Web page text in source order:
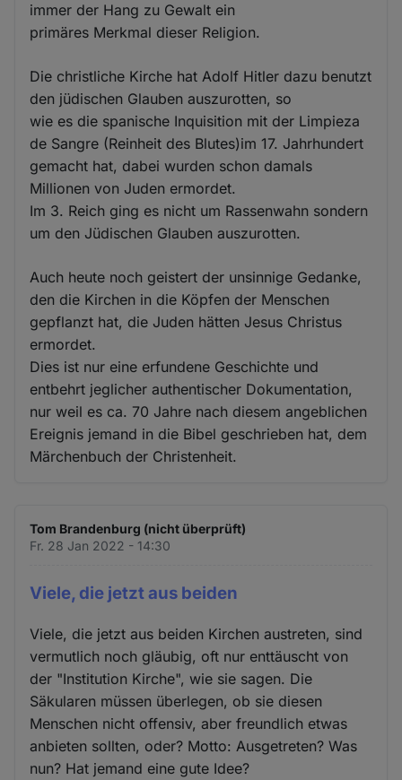
immer der Hang zu Gewalt ein
primäres Merkmal dieser Religion.
Die christliche Kirche hat Adolf Hitler dazu benutzt
den jüdischen Glauben auszurotten, so
wie es die spanische Inquisition mit der Limpieza
de Sangre (Reinheit des Blutes)im 17. Jahrhundert
gemacht hat, dabei wurden schon damals
Millionen von Juden ermordet.
Im 3. Reich ging es nicht um Rassenwahn sondern
um den Jüdischen Glauben auszurotten.
Auch heute noch geistert der unsinnige Gedanke,
den die Kirchen in die Köpfen der Menschen
gepflanzt hat, die Juden hätten Jesus Christus
ermordet.
Dies ist nur eine erfundene Geschichte und
entbehrt jeglicher authentischer Dokumentation,
nur weil es ca. 70 Jahre nach diesem angeblichen
Ereignis jemand in die Bibel geschrieben hat, dem
Märchenbuch der Christenheit.
Tom Brandenburg (nicht überprüft)
Fr. 28 Jan 2022 - 14:30
Viele, die jetzt aus beiden
Viele, die jetzt aus beiden Kirchen austreten, sind
vermutlich noch gläubig, oft nur enttäuscht von
der "Institution Kirche", wie sie sagen. Die
Säkularen müssen überlegen, ob sie diesen
Menschen nicht offensiv, aber freundlich etwas
anbieten sollten, oder? Motto: Ausgetreten? Was
nun? Hat jemand eine gute Idee?